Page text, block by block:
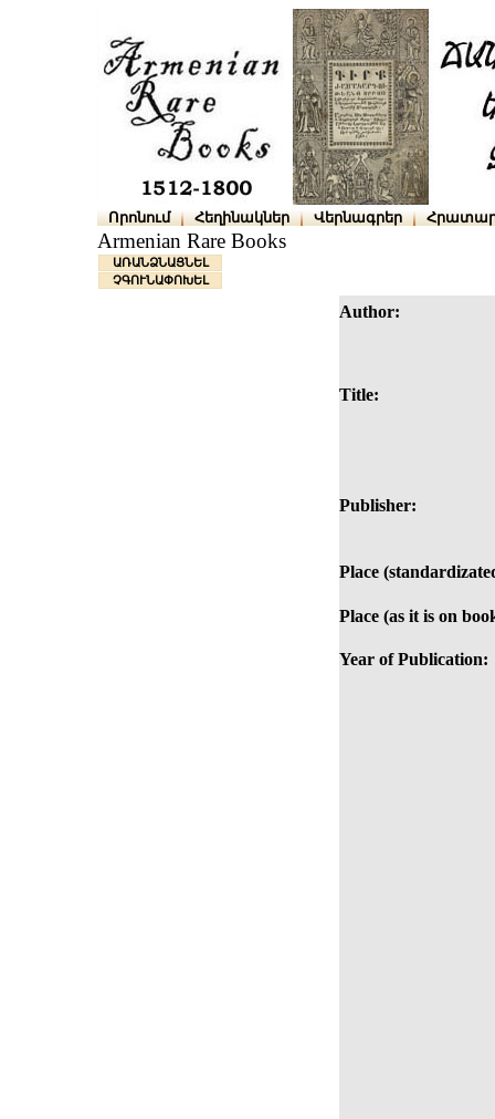
Որոնում Հեղինակներ Վերնագրեր
Armenian Rare Books
ԱՌԱՆՁՆԱՑՆԵԼ
ՉԳՈՒՆԱՓՈԽԵԼ
Author:
Title:
Publisher:
Place
Place (as it is on
Year of Publication: